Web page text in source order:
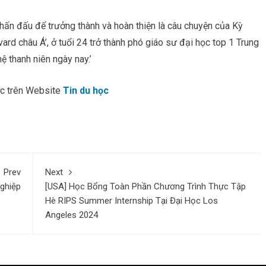
đấu để trưởng thành và hoàn thiện là câu chuyện của Kỳ
châu Á’, ở tuổi 24 trở thành phó giáo sư đại học top 1 Trung
niên ngày nay.’
trên Website Tin du học
Prev
Next
[USA] Học Bổng Toàn Phần Chương Trình Thực Tập
Hè RIPS Summer Internship Tại Đại Học Los
Angeles 2024